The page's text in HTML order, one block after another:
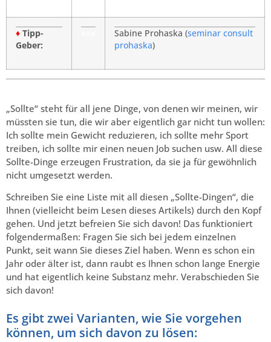
♦ Tipp-
Geber:
Sabine Prohaska (seminar consult
prohaska)
„Sollte“ steht für all jene Dinge, von denen wir meinen, wir
müssten sie tun, die wir aber eigentlich gar nicht tun wollen:
Ich sollte mein Gewicht reduzieren, ich sollte mehr Sport
treiben, ich sollte mir einen neuen Job suchen usw. All diese
Sollte-Dinge erzeugen Frustration, da sie ja für gewöhnlich
nicht umgesetzt werden.
Schreiben Sie eine Liste mit all diesen „Sollte-Dingen“, die
Ihnen (vielleicht beim Lesen dieses Artikels) durch den Kopf
gehen. Und jetzt befreien Sie sich davon! Das funktioniert
folgendermaßen: Fragen Sie sich bei jedem einzelnen
Punkt, seit wann Sie dieses Ziel haben. Wenn es schon ein
Jahr oder älter ist, dann raubt es Ihnen schon lange Energie
und hat eigentlich keine Substanz mehr. Verabschieden Sie
sich davon!
Es gibt zwei Varianten, wie Sie vorgehen
können, um sich davon zu lösen: